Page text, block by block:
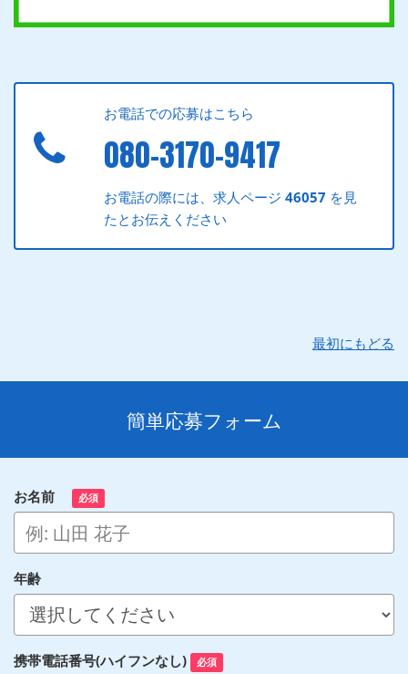
お電話での応募はこちら
080-3170-9417
お電話の際には、求人ページ46057 を見
たとお伝えください
最初にもどる
簡単応募フォーム
お名前 必須
年齢
携帯電話番号(ハイフンなし) 必須